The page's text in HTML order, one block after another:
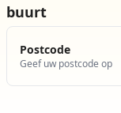
buurt
Postcode
Geef uw postcode op